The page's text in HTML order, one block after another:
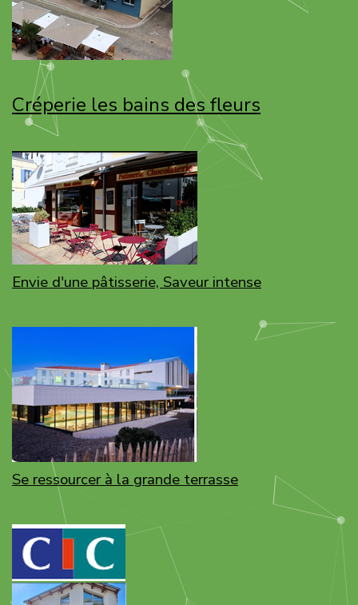
Créperie les bains des fleurs
Envie d'une pâtisserie, Saveur intense
Se ressourcer à la grande terrasse